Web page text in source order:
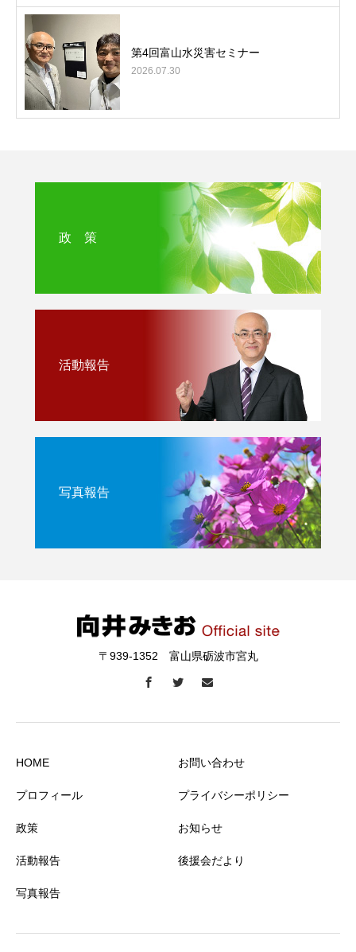
第4回富山水災害セミナー
2026.07.30
政 策
活動報告
写真報告
〒939-1352 富山県砺波市宮丸
HOME
プロフィール
政策
活動報告
写真報告
お問い合わせ
プライバシーポリシー
お知らせ
後援会だより